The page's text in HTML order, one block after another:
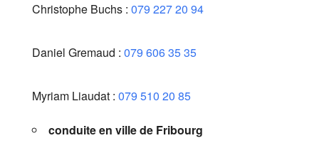
Christophe Buchs : 079 227 20 94
Daniel Gremaud : 079 606 35 35
Myriam Liaudat : 079 510 20 85
conduite en ville de Fribourg